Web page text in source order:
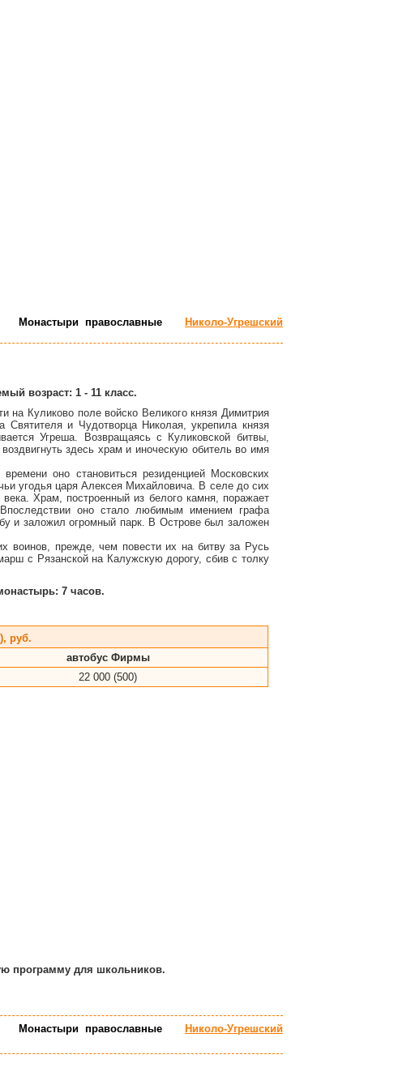
Монастыри православные
Николо-Угрешский
возраст: 1 - 11 класс.
на Куликово поле войско Великого князя Димитрия
и Чудотворца Николая, укрепила князя
Угреша. Возвращаясь с Куликовской битвы,
здесь храм и иноческую обитель во имя
оно становиться резиденцией Московских
угодья царя Алексея Михайловича. В селе до сих
Храм, построенный из белого камня, поражает
оно стало любимым имением графа
и заложил огромный парк. В Острове был заложен
воинов, прежде, чем повести их на битву за Русь
с Рязанской на Калужскую дорогу, сбив с толку
7 часов.
руб.
автобус Фирмы
22 000 (500)
программу для школьников.
Монастыри православные
Николо-Угрешский